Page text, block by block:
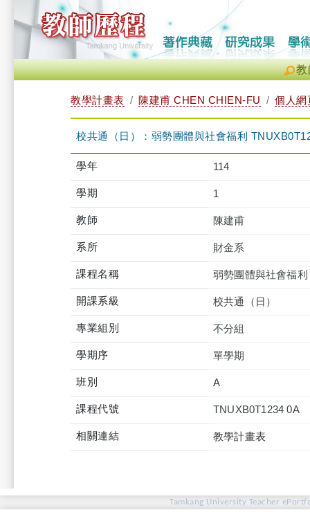
教
教學計畫表 陳建甫 CHEN CHIEN-FU 個人網
校共通（日）：弱勢團體與社會福利
學年 114
學期 1
教師 陳建甫
系所 財金系
課程名稱 弱勢團體與社會福利
開課系級 校共通（日）
專業組別 不分組
學期序 單學期
班別 A
課程代號 TNUXB0T1234 0A
相關連結 教學計畫表
Tamkang University Teacher